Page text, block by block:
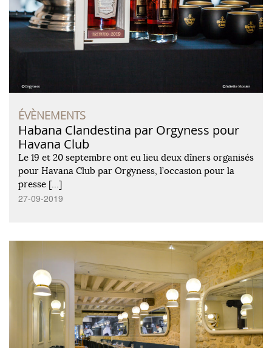
ÉVÈNEMENTS
Habana Clandestina par Orgyness pour
Havana Club
Le 19 et 20 septembre ont eu lieu deux dîners organisés
pour Havana Club par Orgyness, l’occasion pour la
presse […]
27-09-2019